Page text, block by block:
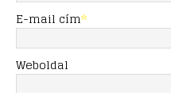
E-mail cím*
Weboldal